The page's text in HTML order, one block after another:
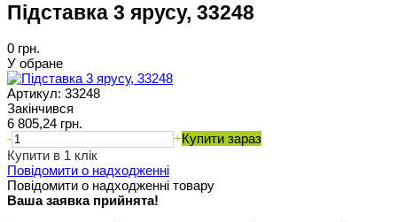
Підставка 3 ярусу, 33248
0 грн.
У обране
Артикул: 33248
Закінчився
6 805,24 грн.
-
+Купити зараз
Купити в 1 клік
Повідомити о надходженні
Повідомити о надходженні товару
Ваша заявка прийнята!